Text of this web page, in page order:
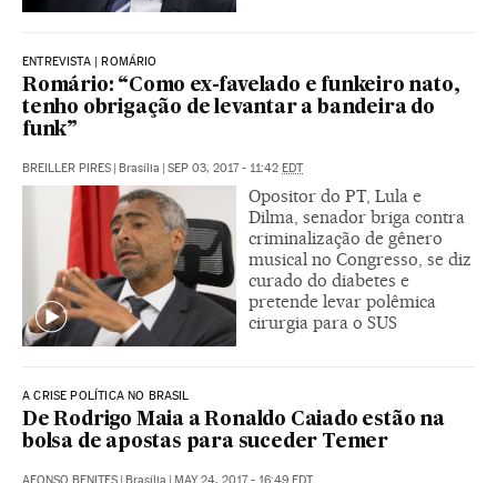
ENTREVISTA | ROMÁRIO
Romário: “Como ex-favelado e funkeiro nato,
tenho obrigação de levantar a bandeira do
funk”
BREILLER PIRES | Brasília | SEP 03, 2017 - 11:42 EDT
Opositor do PT, Lula e
Dilma, senador briga contra
criminalização de gênero
musical no Congresso, se diz
curado do diabetes e
pretende levar polêmica
cirurgia para o SUS
A CRISE POLÍTICA NO BRASIL
De Rodrigo Maia a Ronaldo Caiado estão na
bolsa de apostas para suceder Temer
AFONSO BENITES | Brasília | MAY 24, 2017 - 16:49 EDT